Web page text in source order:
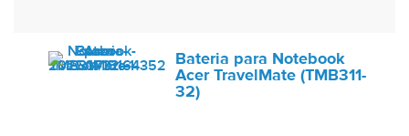
Bateria para Notebook
Acer TravelMate (TMB311-
32)